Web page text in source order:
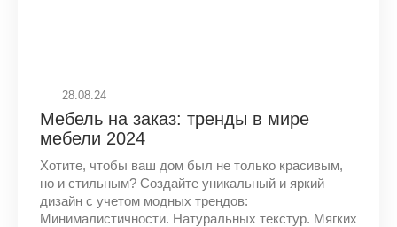
28.08.24
Мебель на заказ: тренды в мире
мебели 2024
Хотите, чтобы ваш дом был не только красивым,
но и стильным? Создайте уникальный и яркий
дизайн с учетом модных трендов:
Минималистичности. Натуральных текстур. Мягких